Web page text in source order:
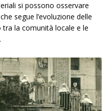
si possono osservare
segue l’evoluzione delle
la comunità locale e le